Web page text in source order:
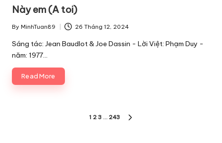
Này em (A toi)
Posted
by
By MinhTuan89 26 Tháng 12, 2024
Sáng tác: Jean Baudlot & Joe Dassin - Lời Việt: Phạm Duy -
năm: 1977…
Read More
1 2 3 … 243